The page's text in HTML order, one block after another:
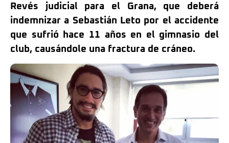
Revés judicial para el Grana, que deberá
indemnizar a Sebastián Leto por el accidente
que sufrió hace 11 años en el gimnasio del
club, causándole una fractura de cráneo.